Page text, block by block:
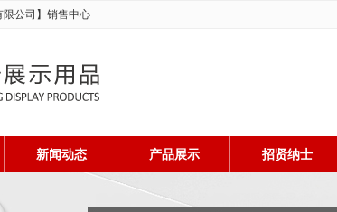
公司】销售中心
新闻动态 产品展示 招贤纳士